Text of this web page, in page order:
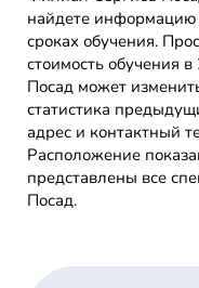
найдете информацию
сроках обучения.
стоимость обучения
Посад может
статистика
адрес и контактный
Расположение
представлены все
Посад.